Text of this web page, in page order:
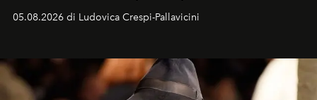
05.08.2026 di Ludovica Crespi-Pallavicini